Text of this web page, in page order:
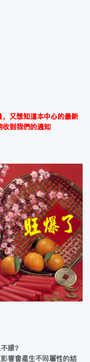
，又想知道本中心的最新
到我們的通知
順？
響會產生不同屬性的結